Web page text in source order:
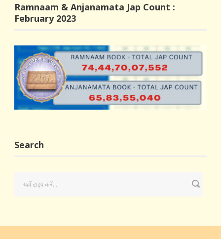
Ramnaam & Anjanamata Jap Count :
February 2023
Search